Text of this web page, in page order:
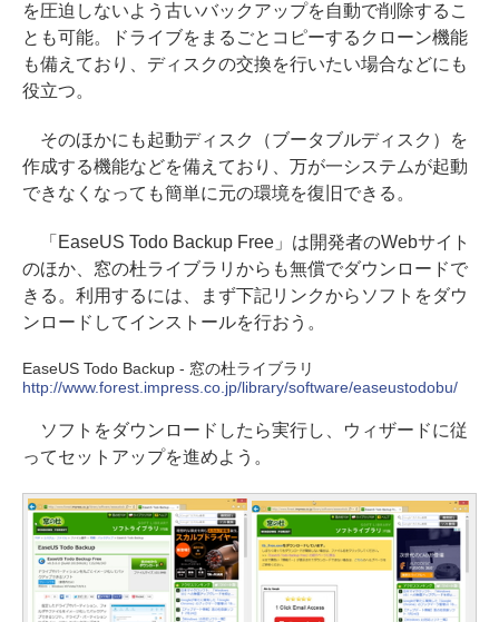
を圧迫しないよう古いバックアップを自動で削除するこ
とも可能。ドライブをまるごとコピーするクローン機能
も備えており、ディスクの交換を行いたい場合などにも
役立つ。
そのほかにも起動ディスク（ブータブルディスク）を
作成する機能などを備えており、万が一システムが起動
できなくなっても簡単に元の環境を復旧できる。
「EaseUS Todo Backup Free」は開発者のWebサイト
のほか、窓の杜ライブラリからも無償でダウンロードで
きる。利用するには、まず下記リンクからソフトをダウ
ンロードしてインストールを行おう。
EaseUS Todo Backup - 窓の杜ライブラリ
http://www.forest.impress.co.jp/library/software/easeustodobu/
ソフトをダウンロードしたら実行し、ウィザードに従
ってセットアップを進めよう。